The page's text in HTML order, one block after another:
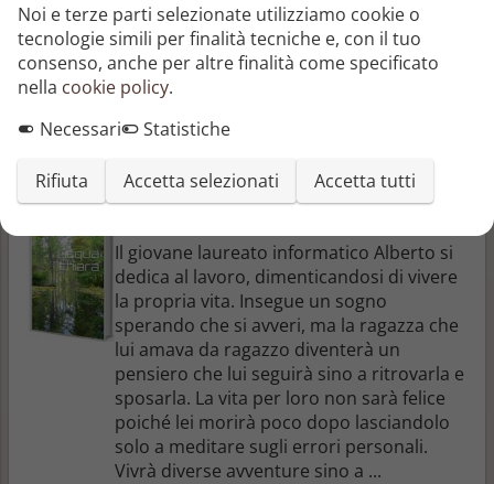
Anys
Roberto Gianolio
Il giovane laureato informatico Alberto si
dedica al lavoro, dimenticandosi di vivere
la propria vita. Insegue un sogno
sperando che si avveri, ma la ragazza che
lui amava da ragazzo diventerà un
pensiero che lui seguirà sino a ritrovarla e
sposarla. La vita per loro non sarà felice
poiché lei morirà poco dopo lasciandolo
solo a meditare sugli errori personali.
Vivrà diverse avventure sino a ...
Noi e terze parti selezionate utilizziamo cookie o
tecnologie simili per finalità tecniche e, con il tuo
consenso, anche per altre finalità come specificato
nella cookie policy.
Necessari
Statistiche
Rifiuta Accetta selezionati Accetta tutti